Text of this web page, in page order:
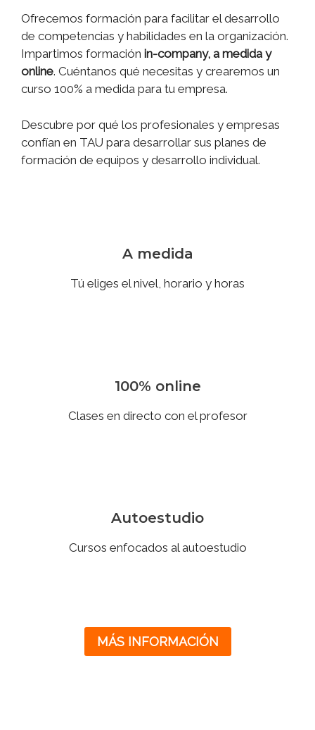
Ofrecemos formación para facilitar el desarrollo
de competencias y habilidades en la organización.
Impartimos formación in-company, a medida y
online. Cuéntanos qué necesitas y crearemos un
curso 100% a medida para tu empresa.
Descubre por qué los profesionales y empresas
confían en TAU para desarrollar sus planes de
formación de equipos y desarrollo individual.
A medida
Tú eliges el nivel, horario y horas
100% online
Clases en directo con el profesor
Autoestudio
Cursos enfocados al autoestudio
MÁS INFORMACIÓN